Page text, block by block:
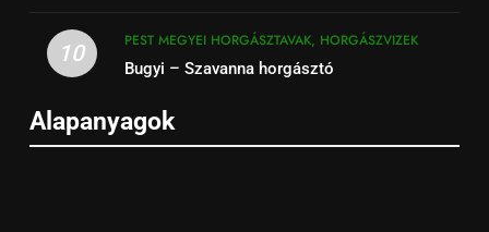
10
PEST MEGYEI HORGÁSZTAVAK, HORGÁSZVIZEK
Bugyi – Szavanna horgásztó
Alapanyagok